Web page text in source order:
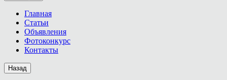
Главная
Статьи
Объявления
Фотоконкурс
Контакты
Назад